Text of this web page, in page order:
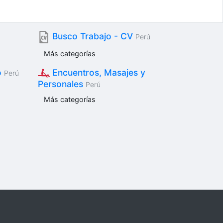
Perú
Busco Trabajo - CV Perú
Más categorías
Encuentros, Masajes y
Personales Perú
Más categorías